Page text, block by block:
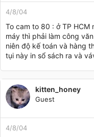
4/8/04
To cam to 80 : ở TP
máy thì phải làm công
niên độ kế toán và hàng
tụi này in sổ sách ra và
kitten_honey
Guest
4/8/04